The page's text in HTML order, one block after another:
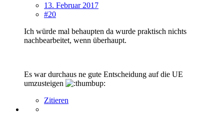
13. Februar 2017
#20
Ich würde mal behaupten da wurde praktisch nichts
nachbearbeitet, wenn überhaupt.
Es war durchaus ne gute Entscheidung auf die UE
umzusteigen
Zitieren